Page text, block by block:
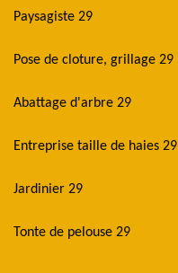
Paysagiste 29
Pose de cloture, grillage 29
Abattage d'arbre 29
Entreprise taille de haies 29
Jardinier 29
Tonte de pelouse 29